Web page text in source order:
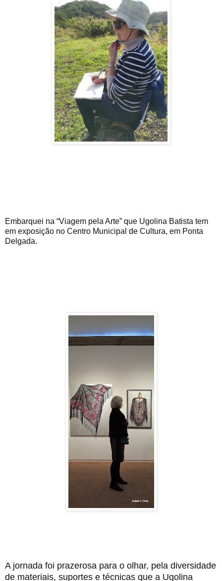
Embarquei na “Viagem pela Arte” que Ugolina Batista tem
em exposição no Centro Municipal de Cultura, em Ponta
Delgada.
A jornada foi prazerosa para o olhar, pela diversidade
de materiais, suportes e técnicas que a Ugolina